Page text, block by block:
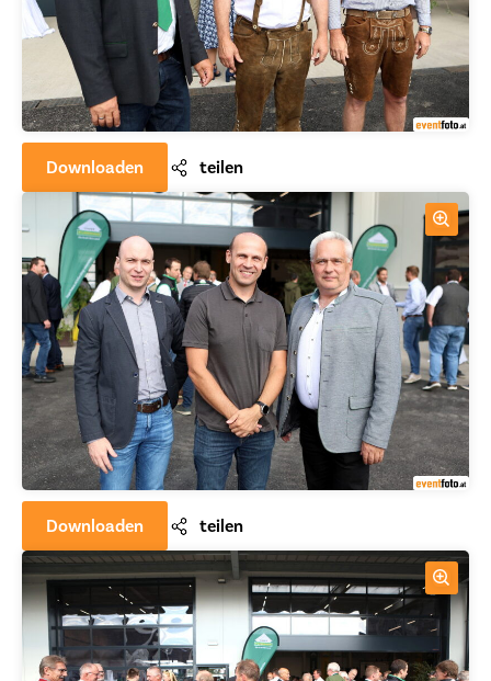
Downloaden teilen
Downloaden teilen